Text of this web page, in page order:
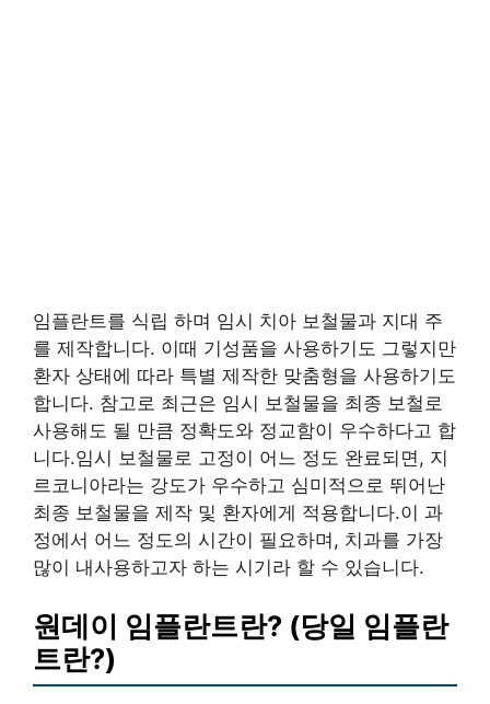
임플란트를 식립 하며 임시 치아 보철물과 지대 주
를 제작합니다. 이때 기성품을 사용하기도 그렇지만
환자 상태에 따라 특별 제작한 맞춤형을 사용하기도
합니다. 참고로 최근은 임시 보철물을 최종 보철로
사용해도 될 만큼 정확도와 정교함이 우수하다고 합
니다.임시 보철물로 고정이 어느 정도 완료되면, 지
르코니아라는 강도가 우수하고 심미적으로 뛰어난
최종 보철물을 제작 및 환자에게 적용합니다.이 과
정에서 어느 정도의 시간이 필요하며, 치과를 가장
많이 내사용하고자 하는 시기라 할 수 있습니다.
원데이 임플란트란? (당일 임플란
트란?)